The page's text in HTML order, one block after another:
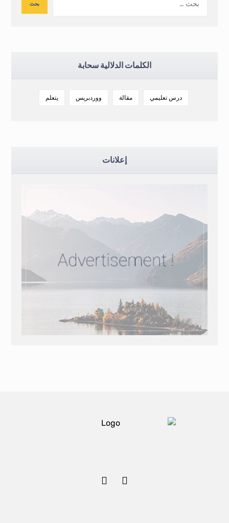
الكلمات الدلالية سحابة
درس تعليمي مقالة ووردبريس يتعلم
إعلانات